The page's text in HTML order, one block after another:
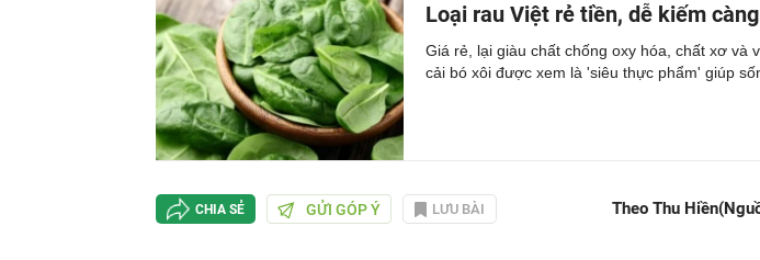
Loại rau Việt rẻ tiền, dễ kiếm
Giá rẻ, lại giàu chất chống oxy hóa, chất xơ và
cải bó xôi được xem là 'siêu thực phẩm' giúp
CHIA SẺ GỬI GÓP Ý LƯU BÀI Theo Thu